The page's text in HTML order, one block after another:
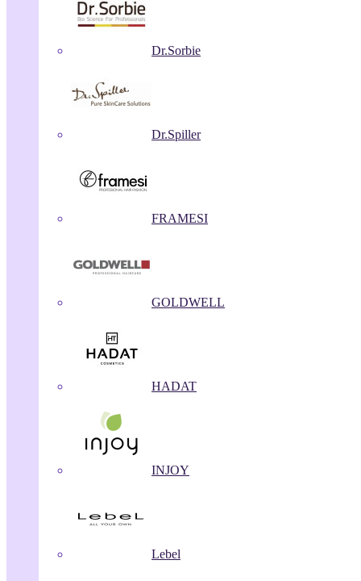
Dr.Sorbie
Dr.Spiller
FRAMESI
GOLDWELL
HADAT
INJOY
Lebel